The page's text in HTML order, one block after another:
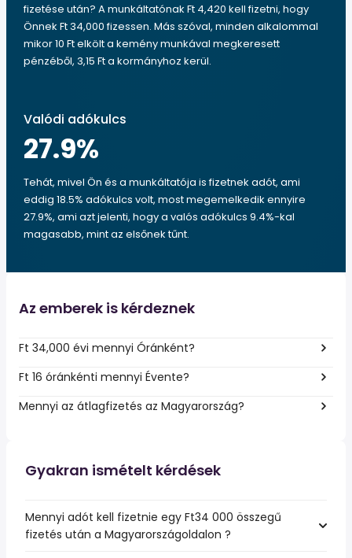
fizetése után? A munkáltatónak Ft 4,420 kell fizetni, hogy
Önnek Ft 34,000 fizessen. Más szóval, minden alkalommal
mikor 10 Ft elkölt a kemény munkával megkeresett
pénzéből, 3,15 Ft a kormányhoz kerül.
Valódi adókulcs
27.9%
Tehát, mivel Ön és a munkáltatója is fizetnek adót, ami
eddig 18.5% adókulcs volt, most megemelkedik ennyire
27.9%, ami azt jelenti, hogy a valós adókulcs 9.4%-kal
magasabb, mint az elsőnek tűnt.
Az emberek is kérdeznek
Ft 34,000 évi mennyi Óránként?
Ft 16 óránkénti mennyi Évente?
Mennyi az átlagfizetés az Magyarország?
Gyakran ismételt kérdések
Mennyi adót kell fizetnie egy Ft34 000 összegű
fizetés után a Magyarországoldalon ?